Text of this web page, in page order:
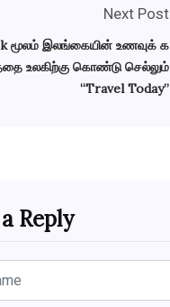
Next Post
மூலம் இலங்கையின் உணவுக் க
உலகிற்கு கொண்டு செல்லும்
“Travel Today”
Reply